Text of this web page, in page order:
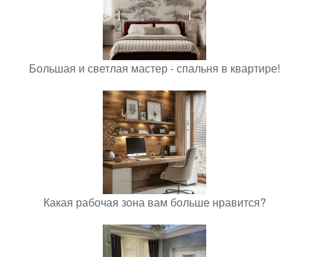
Большая и светлая мастер - спальня в квартире!
Какая рабочая зона вам больше нравится?